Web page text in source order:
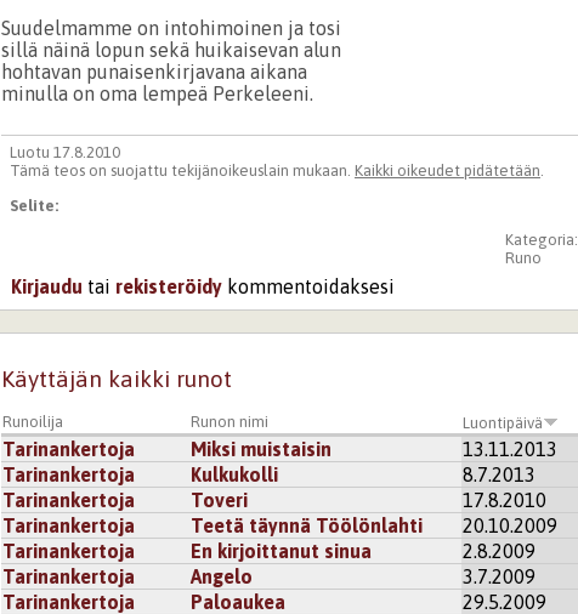
Suudelmamme on intohimoinen ja tosi
sillä näinä lopun sekä huikaisevan alun
hohtavan punaisenkirjavana aikana
minulla on oma lempeä Perkeleeni.
Luotu 17.8.2010
Tämä teos on suojattu tekijänoikeuslain mukaan. Kaikki oikeudet pidätetään.
Selite:
Kategoria:
Runo
Kirjaudu tai rekisteröidy kommentoidaksesi
Käyttäjän kaikki runot
Runoilija Runon nimi Luontipäivä
Tarinankertoja Miksi muistaisin 13.11.2013
Tarinankertoja
Kulkukolli 8.7.2013
Tarinankertoja
Toveri 17.8.2010
Tarinankertoja
Teetä täynnä Töölönlahti 20.10.2009
Tarinankertoja
En kirjoittanut sinua 2.8.2009
Tarinankertoja
Angelo 3.7.2009
Tarinankertoja
Paloaukea 29.5.2009